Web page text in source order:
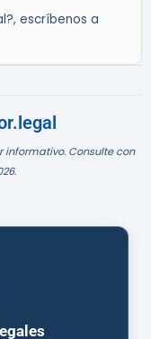
escríbenos a
Consulte con